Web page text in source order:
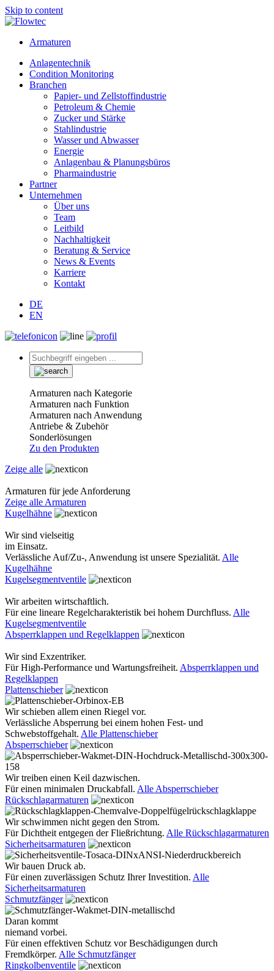
Skip to content
Armaturen
Anlagentechnik
Condition Monitoring
Branchen
Papier- und Zellstoffindustrie
Petroleum & Chemie
Zucker und Stärke
Stahlindustrie
Wasser und Abwasser
Energie
Anlagenbau & Planungsbüros
Pharmaindustrie
Partner
Unternehmen
Über uns
Team
Leitbild
Nachhaltigkeit
Beratung & Service
News & Events
Karriere
Kontakt
DE
EN
Armaturen nach Kategorie
Armaturen nach Funktion
Armaturen nach Anwendung
Antriebe & Zubehör
Sonderlösungen
Zu den Produkten
Zeige alle
Armaturen für jede Anforderung
Zeige alle Armaturen
Kugelhähne
Wir sind vielseitig
im Einsatz.
Verlässliche Auf/Zu-, Anwendung ist unsere Spezialität. Alle
Kugelhähne
Kugelsegmentventile
Wir arbeiten wirtschaftlich.
Für eine lineare Regelcharakteristik bei hohem Durchfluss. Alle
Kugelsegmentventile
Absperrklappen und Regelklappen
Wir sind Exzentriker.
Für High-Performance und Wartungsfreiheit. Absperrklappen und
Regelklappen
Plattenschieber
Wir schieben allem einen Riegel vor.
Verlässliche Absperrung bei einem hohen Fest- und
Schwebstoffgehalt. Alle Plattenschieber
Absperrschieber
Wir treiben einen Keil dazwischen.
Für einen minimalen Druckabfall. Alle Absperrschieber
Rückschlagarmaturen
Wir schwimmen nicht gegen den Strom.
Für Dichtheit entgegen der Fließrichtung. Alle Rückschlagarmaturen
Sicherheitsarmaturen
Wir bauen Druck ab.
Für einen zuverlässigen Schutz Ihrer Investition. Alle
Sicherheitsarmaturen
Schmutzfänger
Daran kommt
niemand vorbei.
Für einen effektiven Schutz vor Beschädigungen durch
Fremdkörper. Alle Schmutzfänger
Ringkolbenventile